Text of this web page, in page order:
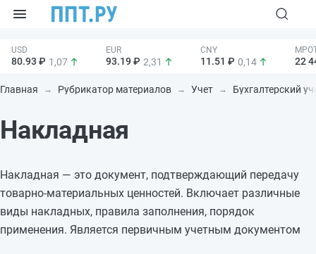
80.93 ₽ 1,07 93.19 ₽ 2,31 11.51 ₽ 0,14 22
Главная Рубрикатор материалов Учет Бухгалтерский
Накладная
Накладная — это документ, подтверждающий передачу
товарно-материальных ценностей. Включает различные
виды накладных, правила заполнения, порядок
применения. Является первичным учетным документом